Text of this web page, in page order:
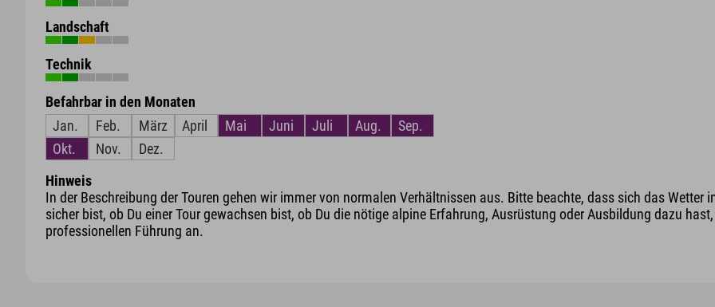
Landschaft
Technik
Befahrbar in den Monaten
Jan.
Feb. März April Mai Juni Juli Aug.
Sep.
Okt.
Nov. Dez.
Hinweis
In der Beschreibung der Touren gehen wir immer von normalen Verhältnissen aus. Bitte beachte, dass sich das Wetter
sicher bist, ob Du einer Tour gewachsen bist, ob Du die nötige alpine Erfahrung, Ausrüstung oder Ausbildung dazu
professionellen Führung an.